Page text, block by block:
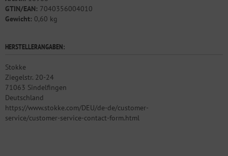
GTIN/EAN: 7040356004010
Gewicht: 0,60 kg
HERSTELLERANGABEN:
Stokke
Ziegelstr. 20-24
71063 Sindelfingen
Deutschland
https://www.stokke.com/DEU/de-de/customer-
service/customer-service-contact-form.html